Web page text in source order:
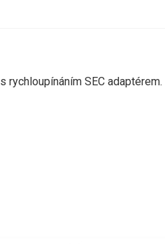
rychloupínáním SEC adaptérem.